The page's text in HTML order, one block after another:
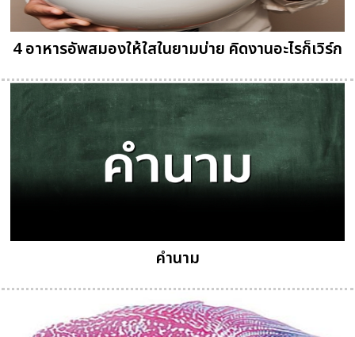
4 อาหารอัพสมองให้ใสในยามบ่าย คิดงานอะไรก็เวิร์ก
คํานาม